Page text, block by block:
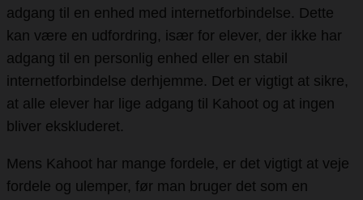
adgang til en enhed med internetforbindelse. Dette
kan være en udfordring, især for elever, der ikke har
adgang til en personlig enhed eller en stabil
internetforbindelse derhjemme. Det er vigtigt at sikre,
at alle elever har lige adgang til Kahoot og at ingen
bliver ekskluderet.
Mens Kahoot har mange fordele, er det vigtigt at veje
fordele og ulemper, før man bruger det som en